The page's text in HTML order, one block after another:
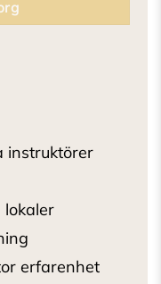
instruktörer
lokaler
erfarenhet